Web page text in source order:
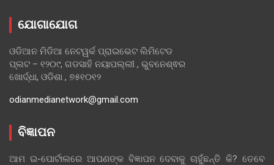
ଯୋଗାଯୋଗ
ଓଡିଆନ ମିଡିଆ ନେଟୱର୍କ ପ୍ରାଇଭେଟ ଲିମିଟେଡ
ପ୍ଲଟ – ୧୨୦୯, ଗଡସାହି ନୟାପଲ୍ଲୀ , ଭୁବନେଶ୍ଵର
ଖୋର୍ଦ୍ଧା, ଓଡିଶା , ୭୫୧୦୧୨
odianmedianetwork@gmail.com
ବିଜ୍ଞାପନ
ଆମ ଇ-ପୋର୍ଟାଲରେ ଆପଣଙ୍କ ବିଜ୍ଞାପନ ଦେବାକୁ ଚାହୁଁଛନ୍ତି କି? ତେବେ